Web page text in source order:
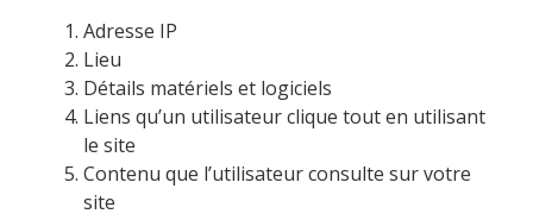
Adresse IP
Lieu
Détails matériels et logiciels
Liens qu’un utilisateur clique tout en utilisant
le site
Contenu que l’utilisateur consulte sur votre
site